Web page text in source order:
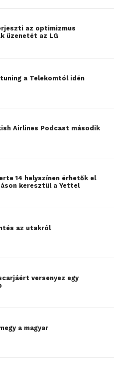
az optimizmus
üzenetét az LG
a Telekomtól idén
Airlines Podcast második
14 helyszínen érhetők el
keresztül a Yettel
az utakról
versenyez egy
a magyar